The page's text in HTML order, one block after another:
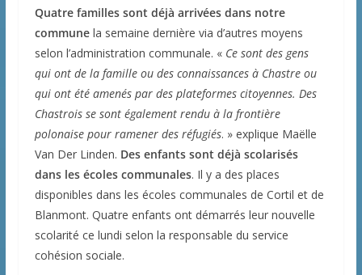
Quatre familles sont déjà arrivées dans notre
commune la semaine dernière via d’autres moyens
selon l’administration communale. « Ce sont des gens
qui ont de la famille ou des connaissances à Chastre ou
qui ont été amenés par des plateformes citoyennes. Des
Chastrois se sont également rendu à la frontière
polonaise pour ramener des réfugiés. » explique Maëlle
Van Der Linden. Des enfants sont déjà scolarisés
dans les écoles communales. Il y a des places
disponibles dans les écoles communales de Cortil et de
Blanmont. Quatre enfants ont démarrés leur nouvelle
scolarité ce lundi selon la responsable du service
cohésion sociale.